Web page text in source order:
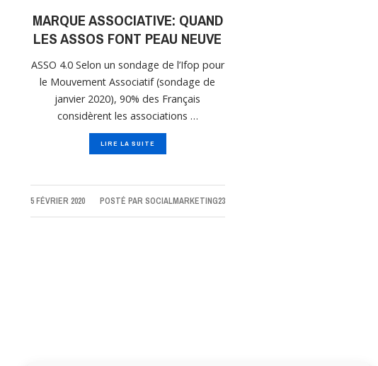
MARQUE ASSOCIATIVE: QUAND
LES ASSOS FONT PEAU NEUVE
ASSO 4.0 Selon un sondage de l’Ifop pour
le Mouvement Associatif (sondage de
janvier 2020), 90% des Français
considèrent les associations …
LIRE LA SUITE
5 FÉVRIER 2020 POSTÉ PAR SOCIALMARKETING23